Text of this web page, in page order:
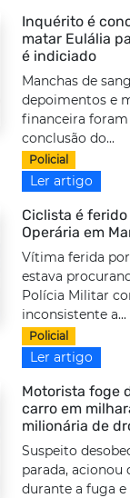
Inquérito é
matar Eulália
é indiciado
Manchas de
depoimentos e
financeira
conclusão do...
Policial
Ler artigo
Ciclista é
Operária em
Vítima ferida
estava
Polícia Militar
inconsistente a...
Policial
Ler artigo
Motorista foge
carro em
milionária de
Suspeito
parada, acionou
durante a fuga